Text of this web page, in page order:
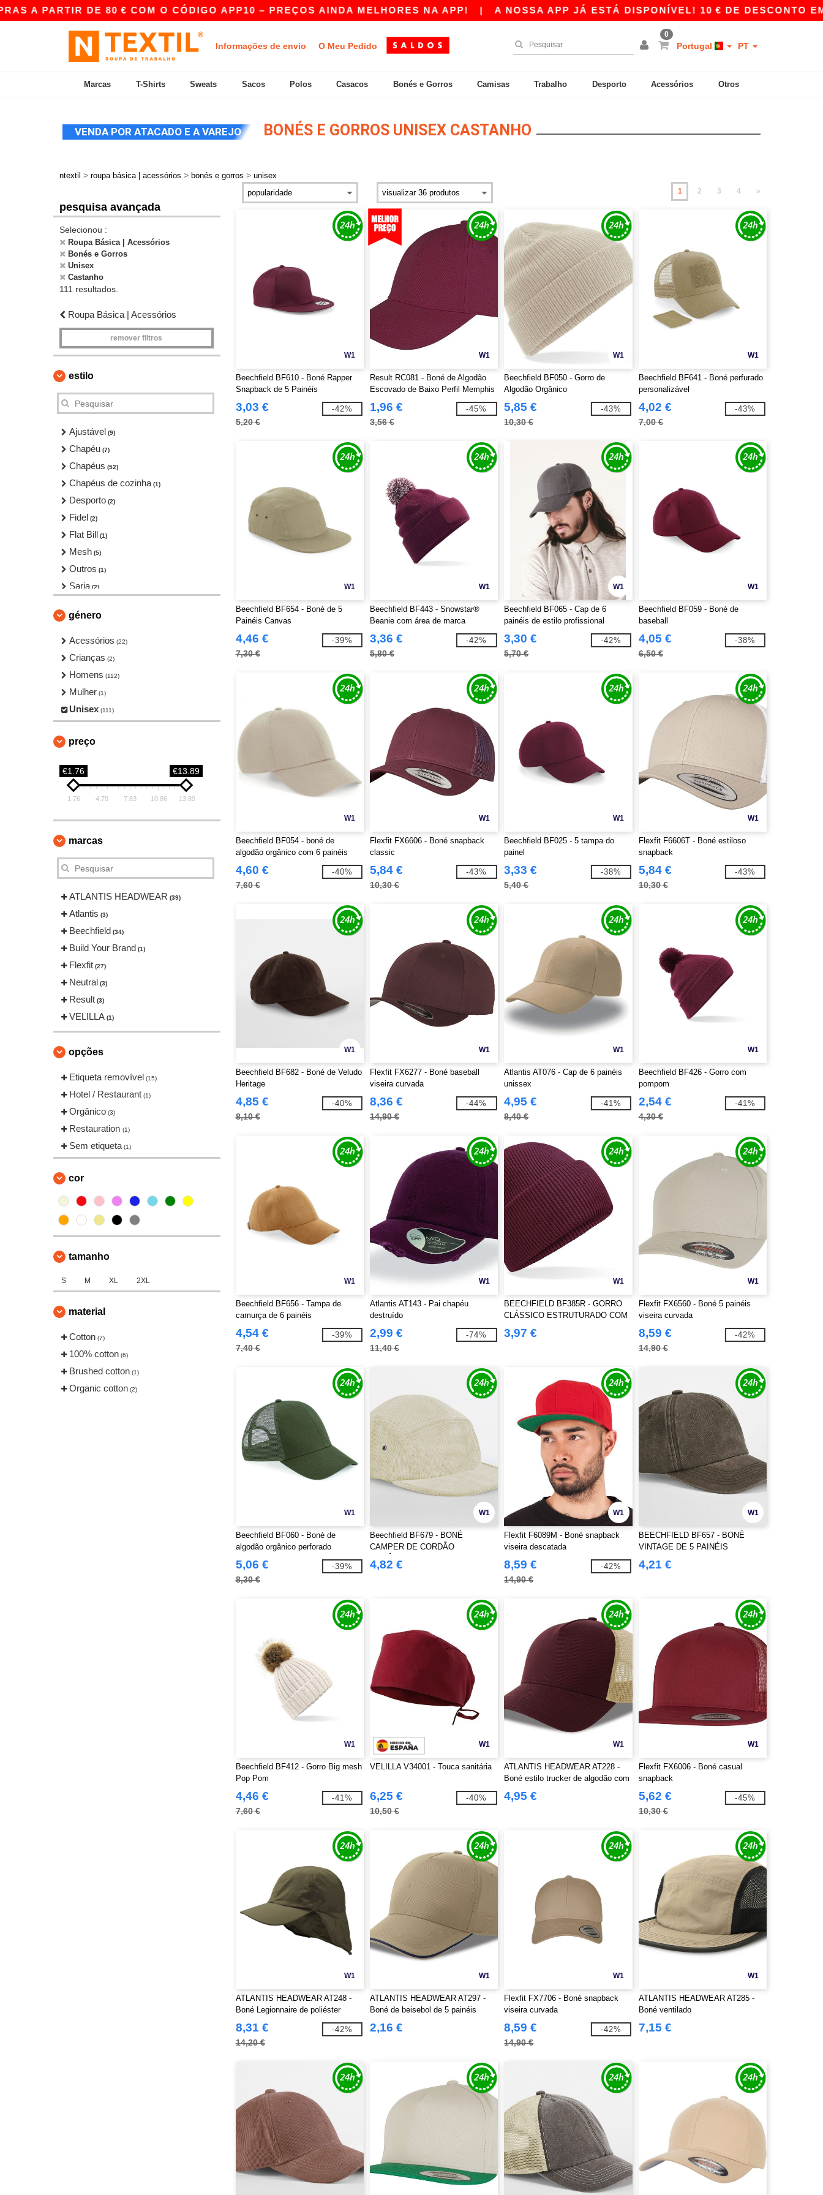
DE 80 € COM O CÓDIGO APP10 – PREÇOS AINDA MELHORES NA APP!|A NOSSA APP JÁ ESTÁ DISPONÍVEL! 10 € DE DESCONTO EM
Informações de envio O Meu Pedido
0
Portugal PT
Marcas T-Shirts Sweats Sacos Polos Casacos Bonés e Gorros Camisas Trabalho Desporto Acessórios Otros
VENDA POR ATACADO E A VAREJO BONÉS E GORROS UNISEX CASTANHO
ntextil > roupa básica | acessórios > bonés e gorros > unisex
pesquisa avançada
Selecionou :
Roupa Básica | Acessórios
Bonés e Gorros
Unisex
Castanho
111 resultados.
Roupa Básica | Acessórios
remover filtros
estilo
Ajustável (9)
Chapéu (7)
Chapéus (52)
Chapéus de cozinha (1)
Desporto (2)
Fidel (2)
Flat Bill (1)
Mesh (5)
Outros (1)
Sarja (2)
género
Acessórios (22)
Crianças (2)
Homens (112)
Mulher (1)
Unisex (111)
preço
€1.76 €13.89
1.76 4.79 7.83 10.86 13.89
marcas
ATLANTIS HEADWEAR (39)
Atlantis (3)
Beechfield (34)
Build Your Brand (1)
Flexfit (27)
Neutral (3)
Result (3)
VELILLA (1)
opções
Etiqueta removível (15)
Hotel / Restaurant (1)
Orgânico (3)
Restauration (1)
Sem etiqueta (1)
cor
tamanho
S M XL 2XL
material
Cotton (7)
100% cotton (6)
Brushed cotton (1)
Organic cotton (2)
1 2 3 4 »
W1
Beechfield BF610 - Boné Rapper
Snapback de 5 Painéis
3,03 €
5,20 €
-42%
W1
Result RC081 - Boné de Algodão
Escovado de Baixo Perfil Memphis
1,96 €
3,56 €
-45%
W1
Beechfield BF050 - Gorro de
Algodão Orgânico
5,85 €
10,30 €
-43%
W1
Beechfield BF641 - Boné perfurado
personalizável
4,02 €
7,00 €
-43%
W1
Beechfield BF654 - Boné de 5
Painéis Canvas
4,46 €
7,30 €
-39%
W1
Beechfield BF443 - Snowstar®
Beanie com área de marca
3,36 €
5,80 €
-42%
W1
Beechfield BF065 - Cap de 6
painéis de estilo profissional
3,30 €
5,70 €
-42%
W1
Beechfield BF059 - Boné de
baseball
4,05 €
6,50 €
-38%
W1
Beechfield BF054 - boné de
algodão orgânico com 6 painéis
4,60 €
7,60 €
-40%
W1
Flexfit FX6606 - Boné snapback
classic
5,84 €
10,30 €
-43%
W1
Beechfield BF025 - 5 tampa do
painel
3,33 €
5,40 €
-38%
W1
Flexfit F6606T - Boné estiloso
snapback
5,84 €
10,30 €
-43%
W1
Beechfield BF682 - Boné de Veludo
Heritage
4,85 €
8,10 €
-40%
W1
Flexfit FX6277 - Boné baseball
viseira curvada
8,36 €
14,90 €
-44%
W1
Atlantis AT076 - Cap de 6 painéis
unissex
4,95 €
8,40 €
-41%
W1
Beechfield BF426 - Gorro com
pompom
2,54 €
4,30 €
-41%
W1
Beechfield BF656 - Tampa de
camurça de 6 painéis
4,54 €
7,40 €
-39%
W1
Atlantis AT143 - Pai chapéu
destruído
2,99 €
11,40 €
-74%
W1
BEECHFIELD BF385R - GORRO
CLÁSSICO ESTRUTURADO COM
DOBRA FUNDA
3,97 €
W1
Flexfit FX6560 - Boné 5 painéis
viseira curvada
8,59 €
14,90 €
-42%
W1
Beechfield BF060 - Boné de
algodão orgânico perforado
5,06 €
8,30 €
-39%
W1
Beechfield BF679 - BONÉ
CAMPER DE CORDÃO
ORGÂNICO EARTHAWARE®
4,82 €
W1
Flexfit F6089M - Boné snapback
viseira descatada
8,59 €
14,90 €
-42%
W1
BEECHFIELD BF657 - BONÉ
VINTAGE DE 5 PAINÉIS
RELAXADO
4,21 €
W1
Beechfield BF412 - Gorro Big mesh
Pop Pom
4,46 €
7,60 €
-41%
W1
VELILLA V34001 - Touca sanitária
6,25 €
10,50 €
-40%
W1
ATLANTIS HEADWEAR AT228 -
Boné estilo trucker de algodão com
5 painéis
4,95 €
W1
Flexfit FX6006 - Boné casual
snapback
5,62 €
10,30 €
-45%
W1
ATLANTIS HEADWEAR AT248 -
Boné Legionnaire de poliéster
reciclado
8,31 €
14,20 €
-42%
W1
ATLANTIS HEADWEAR AT297 -
Boné de beisebol de 5 painéis
2,16 €
W1
Flexfit FX7706 - Boné snapback
viseira curvada
8,59 €
14,90 €
-42%
W1
ATLANTIS HEADWEAR AT285 -
Boné ventilado
7,15 €